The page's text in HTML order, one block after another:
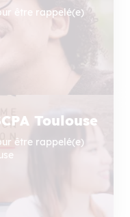
être rappelé(e)
Toulouse
être rappelé(e)